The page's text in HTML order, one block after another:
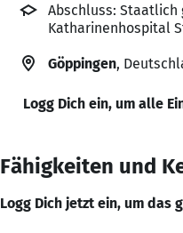
Abschluss: Staatlich
Katharinenhospital
Göppingen,
Logg Dich ein, um alle
Fähigkeiten und
Logg Dich jetzt ein, um das